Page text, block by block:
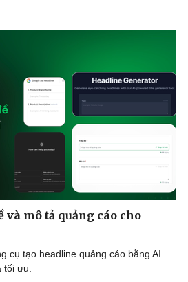
và mô tả quảng cáo cho
cụ tạo headline quảng cáo bằng AI
tối ưu.